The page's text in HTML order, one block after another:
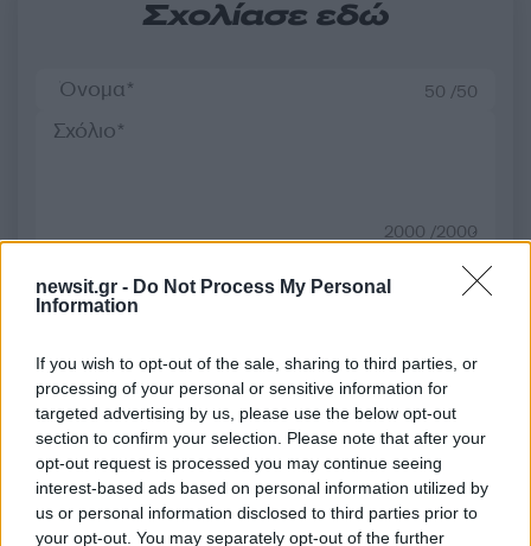
newsit.gr - Do Not Process My Personal
Information
If you wish to opt-out of the sale, sharing to third parties, or
processing of your personal or sensitive information for
targeted advertising by us, please use the below opt-out
section to confirm your selection. Please note that after your
opt-out request is processed you may continue seeing
interest-based ads based on personal information utilized by
us or personal information disclosed to third parties prior to
your opt-out. You may separately opt-out of the further
Σχολίασε εδώ
50 /50
2000 /2000
Υποβολή σχολίου
Κόσμος
AFD
ΑΚΡΟΔΕΞΙΑ
ΓΕΡΜΑΝΙΑ
ΦΡΙΝΤΡΙΧ ΜΕΡΤΣ
Share: